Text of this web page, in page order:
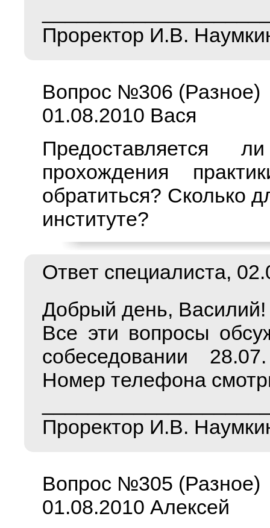
Проректор И.В.
Вопрос №306 (Разное)
01.08.2010 Вася
прохождения
обратиться? Сколько
институте?
Ответ специалиста,
Добрый день, Василий!
Все эти вопросы
собеседовании
Номер телефона
Проректор И.В.
Вопрос №305 (Разное)
01.08.2010 Алексей